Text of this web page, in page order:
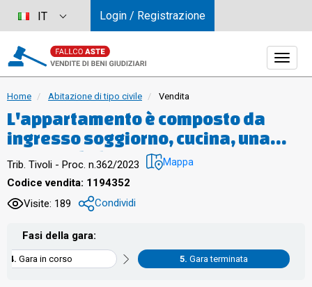
Home Abitazione di tipo civile Vendita
L'appartamento è composto da
ingresso soggiorno, cucina, una
camera da letto, bagno ricavato
quale parte di un balcone chiuso
con elementi amovibili in alluminio.
Completano l’immobile un
balconcino ed una soffitta
sottotetto
Trib. Tivoli - Proc. n.362/2023 Mappa
Codice vendita: 1194352
Visite: 189
Condividi
Fasi della gara:
Gara in corso Gara terminata
IT Login / Registrazione